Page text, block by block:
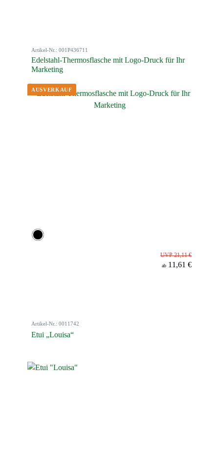
Artikel-Nr.: 001P436711
Edelstahl-Thermosflasche mit Logo-Druck für Ihr
Marketing
UVP 21,11 €
ab 11,61 €
Artikel-Nr.: 0011742
Etui „Louisa“